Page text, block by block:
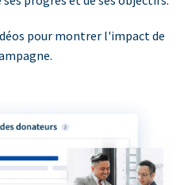
pour montrer l'impact de